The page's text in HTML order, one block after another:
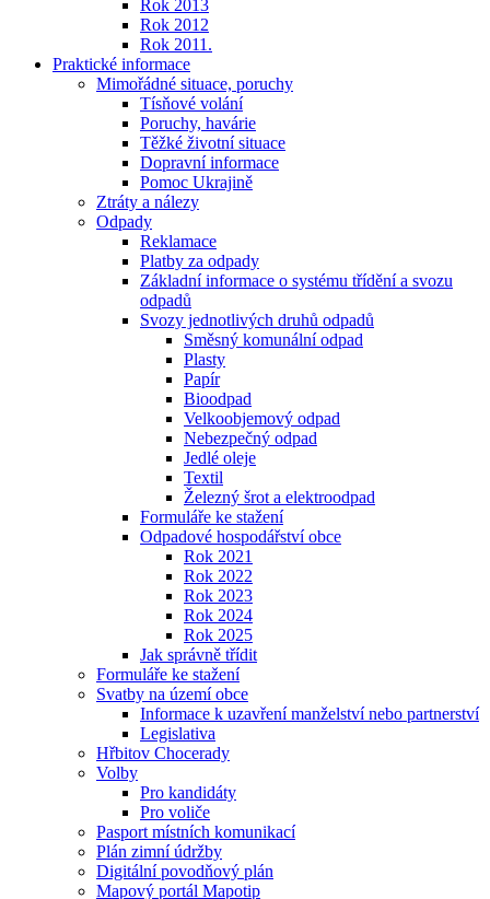
Rok 2013
Rok 2012
Rok 2011.
Praktické informace
Mimořádné situace, poruchy
Tísňové volání
Poruchy, havárie
Těžké životní situace
Dopravní informace
Pomoc Ukrajině
Ztráty a nálezy
Odpady
Reklamace
Platby za odpady
Základní informace o systému třídění a svozu
odpadů
Svozy jednotlivých druhů odpadů
Směsný komunální odpad
Plasty
Papír
Bioodpad
Velkoobjemový odpad
Nebezpečný odpad
Jedlé oleje
Textil
Železný šrot a elektroodpad
Formuláře ke stažení
Odpadové hospodářství obce
Rok 2021
Rok 2022
Rok 2023
Rok 2024
Rok 2025
Jak správně třídit
Formuláře ke stažení
Svatby na území obce
Informace k uzavření manželství nebo partnerství
Legislativa
Hřbitov Chocerady
Volby
Pro kandidáty
Pro voliče
Pasport místních komunikací
Plán zimní údržby
Digitální povodňový plán
Mapový portál Mapotip